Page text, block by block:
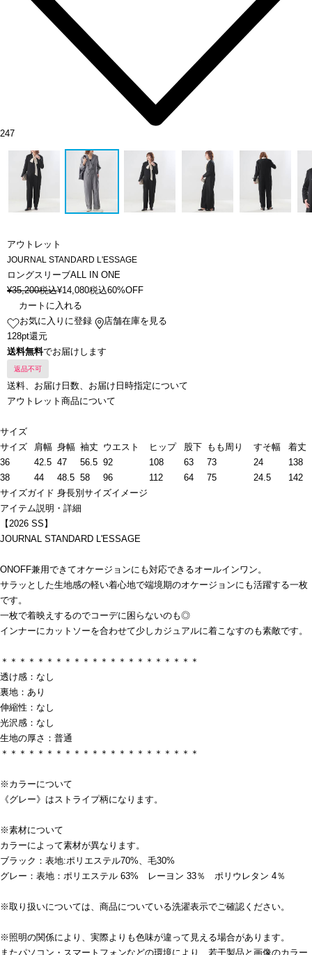
247
アウトレット
JOURNAL STANDARD L'ESSAGE
ロングスリーブALL IN ONE
¥35,200税込¥14,080税込60%OFF
カートに入れる
お気に入りに登録
店舗在庫を見る
128pt還元
送料無料でお届けします
返品不可
送料、お届け日数、お届け日時指定について
アウトレット商品について
サイズ
サイズ
肩幅 身幅 袖丈 ウエスト ヒップ 股下 もも周り すそ幅
着丈
36
42.5 47 56.5 92 108 63 73 24
138
38
44 48.5 58 96 112 64 75 24.5
142
サイズガイド 身長別サイズイメージ
アイテム説明・詳細
【2026 SS】
JOURNAL STANDARD L'ESSAGE
ONOFF兼用できてオケージョンにも対応できるオールインワン。
サラッとした生地感の軽い着心地で端境期のオケージョンにも活躍する一枚
です。
一枚で着映えするのでコーデに困らないのも◎
インナーにカットソーを合わせて少しカジュアルに着こなすのも素敵です。
＊＊＊＊＊＊＊＊＊＊＊＊＊＊＊＊＊＊＊＊＊＊
透け感：なし
裏地：あり
伸縮性：なし
光沢感：なし
生地の厚さ：普通
＊＊＊＊＊＊＊＊＊＊＊＊＊＊＊＊＊＊＊＊＊＊
※カラーについて
《グレー》はストライプ柄になります。
※素材について
カラーによって素材が異なります。
ブラック：表地:ポリエステル70%、毛30%
グレー：表地：ポリエステル 63% レーヨン 33％ ポリウレタン 4％
※取り扱いについては、商品についている洗濯表示でご確認ください。
※照明の関係により、実際よりも色味が違って見える場合があります。
またパソコン・スマートフォンなどの環境により、若干製品と画像のカラー